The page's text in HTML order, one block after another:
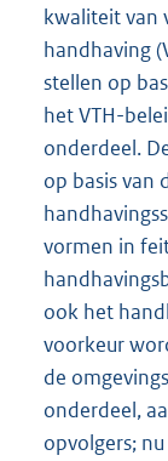
kwaliteit van
handhaving
stellen op
het VTH-
onderdeel.
op basis van
vormen in
ook het
voorkeur
de
onderdeel,
opvolgers;